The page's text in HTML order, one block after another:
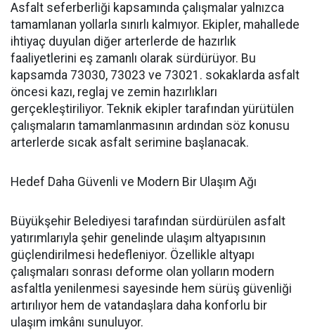
Asfalt seferberliği kapsamında çalışmalar yalnızca
tamamlanan yollarla sınırlı kalmıyor. Ekipler, mahallede
ihtiyaç duyulan diğer arterlerde de hazırlık
faaliyetlerini eş zamanlı olarak sürdürüyor. Bu
kapsamda 73030, 73023 ve 73021. sokaklarda asfalt
öncesi kazı, reglaj ve zemin hazırlıkları
gerçekleştiriliyor. Teknik ekipler tarafından yürütülen
çalışmaların tamamlanmasının ardından söz konusu
arterlerde sıcak asfalt serimine başlanacak.
Hedef Daha Güvenli ve Modern Bir Ulaşım Ağı
Büyükşehir Belediyesi tarafından sürdürülen asfalt
yatırımlarıyla şehir genelinde ulaşım altyapısının
güçlendirilmesi hedefleniyor. Özellikle altyapı
çalışmaları sonrası deforme olan yolların modern
asfaltla yenilenmesi sayesinde hem sürüş güvenliği
artırılıyor hem de vatandaşlara daha konforlu bir
ulaşım imkânı sunuluyor.